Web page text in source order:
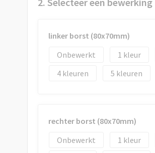
linker borst (80x70mm)
Onbewerkt
1
4
5
rechter borst (80x70mm)
Onbewerkt
1